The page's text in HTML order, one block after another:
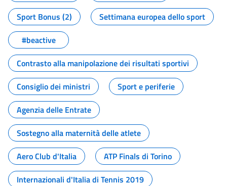
Sport Bonus (2)
Settimana europea dello sport
#beactive
Contrasto alla manipolazione dei risultati sportivi
Consiglio dei ministri
Sport e periferie
Agenzia delle Entrate
Sostegno alla maternità delle atlete
Aero Club d'Italia
ATP Finals di Torino
Internazionali d'Italia di Tennis 2019